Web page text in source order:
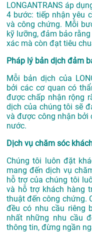
LONGANTRANS áp
4 bước: tiếp nhận yêu
và công chứng. Mỗi
kỹ lưỡng, đảm bảo
xác mà còn đạt tiêu
Pháp lý bản dịch đảm
Mỗi bản dịch của
bởi các cơ quan có
được chấp nhận rộng
dịch của chúng tôi sẽ
và được công nhận bởi
nước.
Dịch vụ chăm sóc
Chúng tôi luôn đặt
mang đến dịch vụ
hỗ trợ của chúng tôi
và hỗ trợ khách hàng
thuật đến công chứng.
đều có nhu cầu riêng
nhất những nhu cầu
thông tin, đừng ngần